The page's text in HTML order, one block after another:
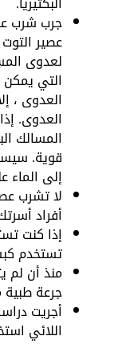
جرب شرب
عصير
لعدوى
التي يمكن
العدوى ،
العدوى.
المسالك
قوية.
إلى الماء
لا تشرب
أفراد
إذا كنت
تستخدم
منذ أن لم
جرعة
أجريت
اللائي